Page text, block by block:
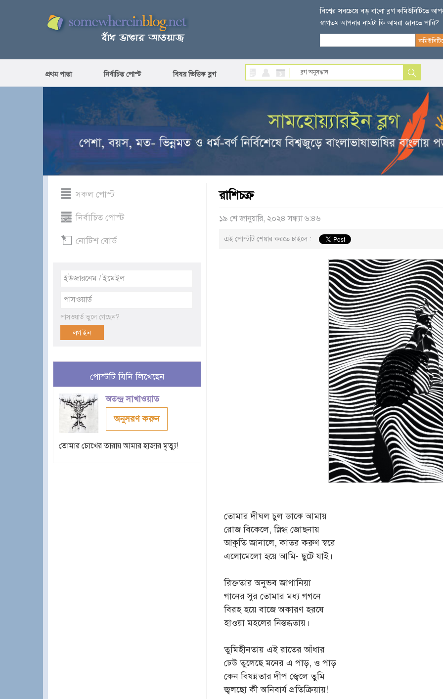
বিশ্বের সবচেয়ে বড় বাংলা ব্লগ কমিউনিটিতে
স্বাগতম আপনার নামটা কি আমরা জানতে পারি?
প্রথম পাতা নির্বাচিত পোস্ট বিষয় ভিত্তিক ব্লগ
সকল পোস্ট
নির্বাচিত পোস্ট
নোটিশ বোর্ড
পাসওয়ার্ড ভুলে গেছেন?
পোস্টটি যিনি লিখেছেন
অতন্দ্র সাখাওয়াত
অনুসরণ করুন
তোমার চোখের তারায় আমার হাজার মৃত্যু!
রাশিচক্র
১৯ শে জানুয়ারি, ২০২৪ সন্ধ্যা ৬:৪৬
এই পোস্টটি শেয়ার করতে চাইলে :
তোমার দীঘল চুল ডাকে আমায়
রোজ বিকেলে, স্নিগ্ধ জোছনায়
আকুতি জানালে, কাতর করুণ স্বরে
এলোমেলো হয়ে আমি- ছুটে যাই।
রিক্ততার অনুভব জাগানিয়া
গানের সুর তোমার মধ্য গগনে
বিরহ হয়ে বাজে অকারণ হরষে
হাওয়া মহলের নিস্তব্ধতায়।
তুমিহীনতায় এই রাতের আঁধার
ঢেউ তুলেছে মনের এ পাড়, ও পাড়
কেন বিষন্নতার দীপ জ্বেলে তুমি
জ্বলছো কী অনিবার্য প্রতিক্রিয়ায়!